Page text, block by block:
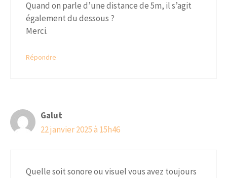
Quand on parle d’une distance de 5m, il s’agit
également du dessous ?
Merci.
Répondre
Galut
22 janvier 2025 à 15h46
Quelle soit sonore ou visuel vous avez toujours